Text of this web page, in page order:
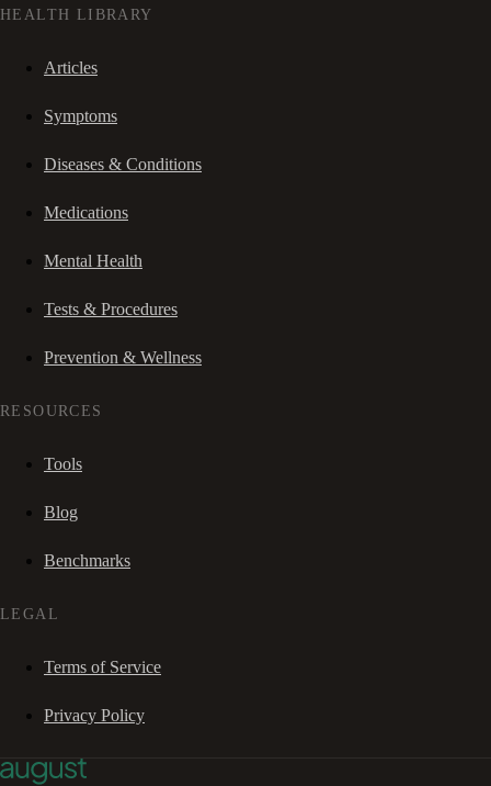
HEALTH LIBRARY
Articles
Symptoms
Diseases & Conditions
Medications
Mental Health
Tests & Procedures
Prevention & Wellness
RESOURCES
Tools
Blog
Benchmarks
LEGAL
Terms of Service
Privacy Policy